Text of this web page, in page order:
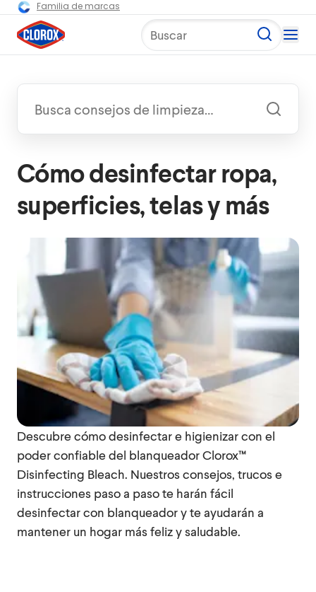
Familia de marcas
Buscar
Cómo desinfectar ropa,
superficies, telas y más
Descubre cómo desinfectar e higienizar con el
poder confiable del blanqueador Clorox™
Disinfecting Bleach. Nuestros consejos, trucos e
instrucciones paso a paso te harán fácil
desinfectar con blanqueador y te ayudarán a
mantener un hogar más feliz y saludable.